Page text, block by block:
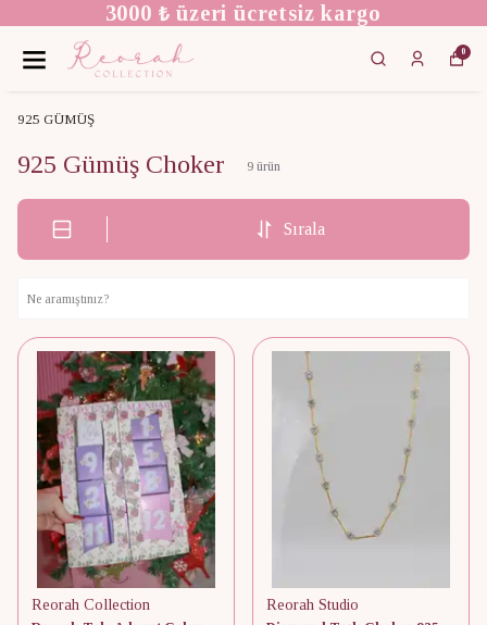
We Ship
0
925 GÜMÜŞ
925 Gümüş Choker 9 ürün
Sırala
Reorah Collection
Reorah Studio